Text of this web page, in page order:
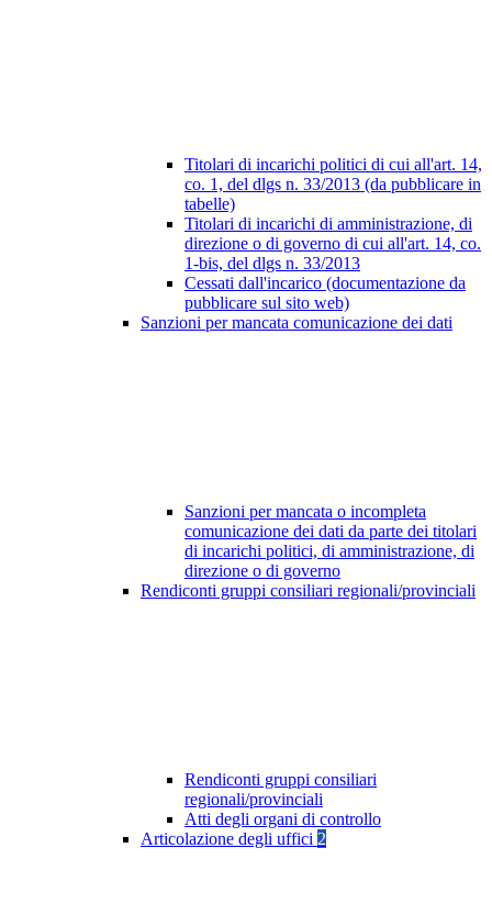
Titolari di incarichi politici di cui all'art. 14,
co. 1, del dlgs n. 33/2013 (da pubblicare in
tabelle)
Titolari di incarichi di amministrazione, di
direzione o di governo di cui all'art. 14, co.
1-bis, del dlgs n. 33/2013
Cessati dall'incarico (documentazione da
pubblicare sul sito web)
Sanzioni per mancata comunicazione dei dati
Sanzioni per mancata o incompleta
comunicazione dei dati da parte dei titolari
di incarichi politici, di amministrazione, di
direzione o di governo
Rendiconti gruppi consiliari regionali/provinciali
Rendiconti gruppi consiliari
regionali/provinciali
Atti degli organi di controllo
Articolazione degli uffici 2